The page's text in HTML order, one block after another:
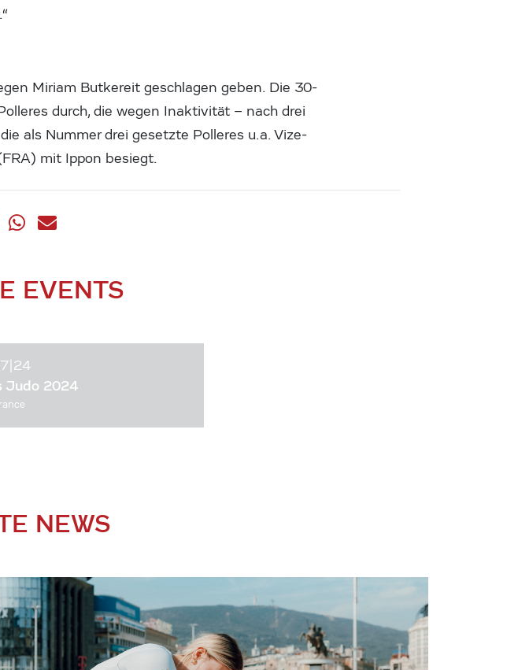
Miriam Butkereit geschlagen geben. Die 30-
durch, die wegen Inaktivität – nach drei
als Nummer drei gesetzte Polleres u.a. Vize-
mit Ippon besiegt.
EVENTS
Judo 2024
NEWS